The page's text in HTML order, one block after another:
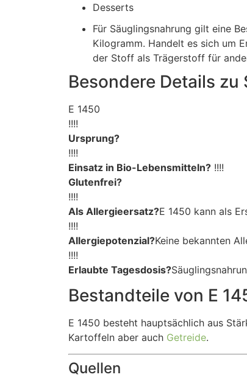
Desserts
Für Säuglingsnahrung gilt eine
Kilogramm. Handelt es sich um
der Stoff als Trägerstoff für
Besondere Details
E 1450
!!!!
Ursprung?
!!!!
Einsatz in Bio-Lebensmitteln? !!!!
Glutenfrei?
!!!!
Als Allergieersatz?E 1450 kann als
!!!!
Allergiepotenzial?Keine bekannten
!!!!
Erlaubte Tagesdosis?
Bestandteile von E
E 1450 besteht hauptsächlich aus
Kartoffeln aber auch Getreide.
Quellen